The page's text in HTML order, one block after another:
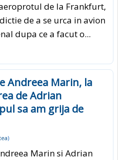
de la Frankfurt,
de a se urca in avion
dupa ce a facut o...
Andreea Marin, la
de Adrian
sa am grija de
)
Marin si Adrian